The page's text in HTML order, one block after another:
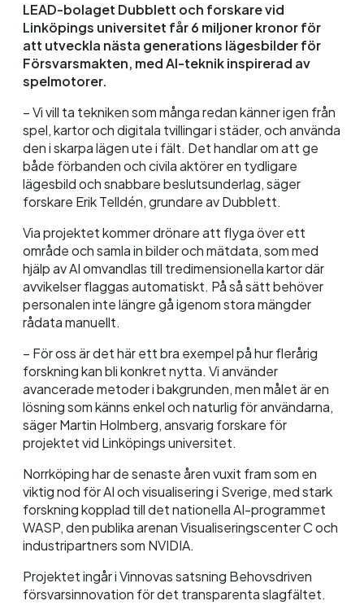
LEAD-bolaget Dubblett och forskare vid
Linköpings universitet får6 miljoner kronor för
att utveckla nästa generations lägesbilder för
Försvarsmakten, med AI-teknik inspirerad av
spelmotorer.
– Vi vill ta tekniken som många redan känner igen från
spel, kartor och digitala tvillingar i städer, och använda
den i skarpa lägen ute i fält. Det handlar om att ge
både förbanden och civila aktörer en tydligare
lägesbild och snabbare beslutsunderlag, säger
forskare Erik Telldén, grundare av Dubblett.
Via projektet kommer drönare att flyga över ett
område och samla in bilder och mätdata, som med
hjälp av AI omvandlas till tredimensionella kartor där
avvikelser flaggas automatiskt. På så sätt behöver
personalen inte längre gå igenom stora mängder
rådata manuellt.
– För oss är det här ett bra exempel på hur flerårig
forskning kan bli konkret nytta. Vi använder
avancerade metoder i bakgrunden, men målet är en
lösning som känns enkel och naturlig för användarna,
säger Martin Holmberg, ansvarig forskare för
projektet vid Linköpings universitet.
Norrköping har de senaste åren vuxit fram som en
viktig nod för AI och visualisering i Sverige, med stark
forskning kopplad till det nationella AI-programmet
WASP, den publika arenan Visualiseringscenter C och
industripartners som NVIDIA.
Projektet ingår i Vinnovas satsning Behovsdriven
försvarsinnovation för det transparenta slagfältet.